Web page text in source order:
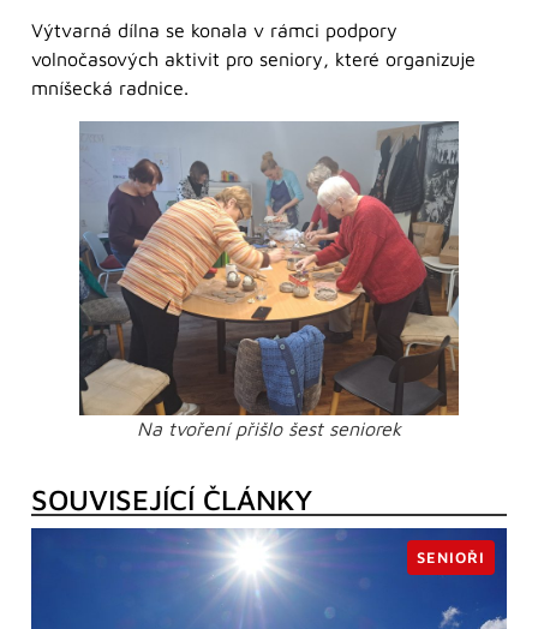
Výtvarná dílna se konala v rámci podpory
volnočasových aktivit pro seniory, které organizuje
mníšecká radnice.
Na tvoření přišlo šest seniorek
SOUVISEJÍCÍ ČLÁNKY
SENIOŘI